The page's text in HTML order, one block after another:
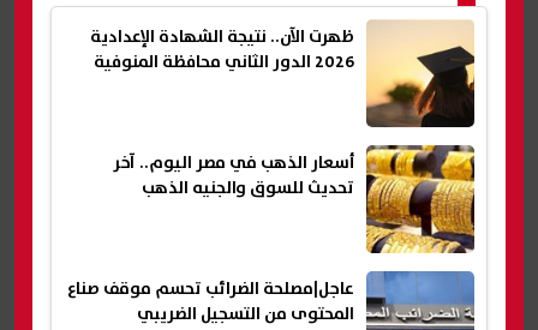
ظهرت الآن.. نتيجة الشهادة الإعدادية
2026 الدور الثاني محافظة المنوفية
أسعار الذهب في مصر اليوم.. آخر
تحديث للسوق والجنيه الذهب
عاجل|مصلحة الضرائب تحسم موقف صناع
المحتوى من التسجيل الضريبي